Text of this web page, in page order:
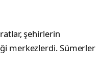
şehirlerin
merkezlerdi. Sümerler